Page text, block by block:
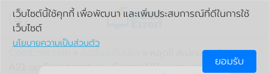
» หลุด!! สเปคของ Galaxy
A21 บน Geekbench และ Galaxy A31 บนฐานข้อมูลของ FCC
เว็บไซต์นี้ใช้คุกกี้ เพื่อพัฒนา และเพิ่มประสบการณ์ที่ดีในการใช้
เว็บไซต์
นโยบายความเป็นส่วนตัว
ยอมรับ